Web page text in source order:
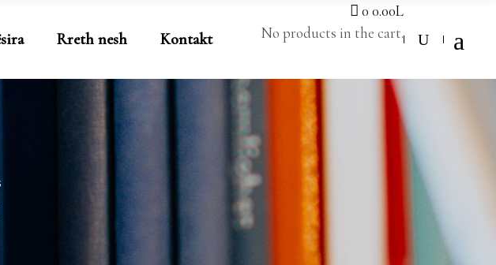
Rreth nesh Kontakt
0 0.00L
No products in the cart.